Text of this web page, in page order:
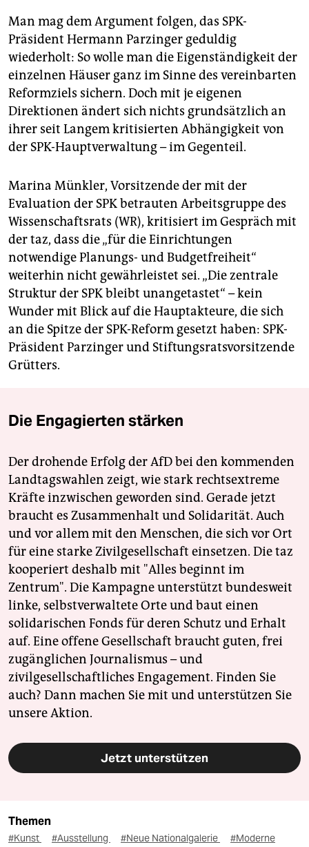
Man mag dem Argument folgen, das SPK-
Präsident Hermann Parzinger geduldig
wiederholt: So wolle man die Eigenständigkeit der
einzelnen Häuser ganz im Sinne des vereinbarten
Reformziels sichern. Doch mit je eigenen
Direktionen ändert sich nichts grundsätzlich an
ihrer seit Langem kritisierten Abhängigkeit von
der SPK-Hauptverwaltung – im Gegenteil.
Marina Münkler, Vorsitzende der mit der
Evaluation der SPK betrauten Arbeitsgruppe des
Wissenschaftsrats (WR), kritisiert im Gespräch mit
der taz, dass die „für die Einrichtungen
notwendige Planungs- und Budgetfreiheit“
weiterhin nicht gewährleistet sei. „Die zentrale
Struktur der SPK bleibt unangetastet“ – kein
Wunder mit Blick auf die Hauptakteure, die sich
an die Spitze der SPK-Reform gesetzt haben: SPK-
Präsident Parzinger und Stiftungsratsvorsitzende
Grütters.
Die Engagierten stärken
Der drohende Erfolg der AfD bei den kommenden
Landtagswahlen zeigt, wie stark rechtsextreme
Kräfte inzwischen geworden sind. Gerade jetzt
braucht es Zusammenhalt und Solidarität. Auch
und vor allem mit den Menschen, die sich vor Ort
für eine starke Zivilgesellschaft einsetzen. Die taz
kooperiert deshalb mit "Alles beginnt im
Zentrum". Die Kampagne unterstützt bundesweit
linke, selbstverwaltete Orte und baut einen
solidarischen Fonds für deren Schutz und Erhalt
auf. Eine offene Gesellschaft braucht guten, frei
zugänglichen Journalismus – und
zivilgesellschaftliches Engagement. Finden Sie
auch? Dann machen Sie mit und unterstützen Sie
unsere Aktion.
Jetzt unterstützen
Themen
#Kunst #Ausstellung #Neue Nationalgalerie #Moderne